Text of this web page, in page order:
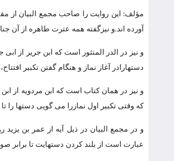
مؤلف: این روایت را صاحب مجمع البیان از
آورده اند.و نیزگفته همه عترت طاهره از آن
و نیز در الدر المنثور است که ابن جریر از
دستهارادر آغاز نماز و هنگام گفتن تکبیر
و نیز در همان کتاب است که ابن مردویه از
که وقتی تکبیر اول نمازرا می گویی دستها را
و در مجمع البیان در ذیل آیه از عمر بن
عبارت است از بلند کردن دستهایت تا برابر